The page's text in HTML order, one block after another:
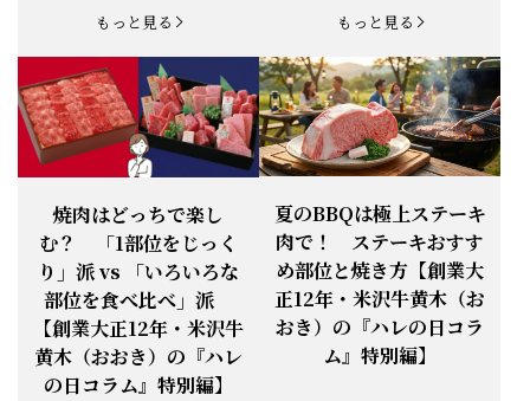
お知らせ 2025.11.3 「黄木の御歳暮」早割開始！
お知らせ 2025.9.13 「秋分の日」定休日変更のお知らせ
お知らせ 2025.6.16 新登場！一膳ご飯
お知らせ 2025.5.28 「初夏の肉祭り」開催中
お知らせ 2025.5.19 「父の日特集」開催中
お知らせ 2025.4.28 「BBQ企画」開催中！
もっと見る もっと見る
焼肉はどっちで楽し
む？ 「1部位をじっく
り」派 vs 「いろいろな
部位を食べ比べ」派
【創業大正12年・米沢牛
黄木（おおき）の『ハレ
の日コラム』特別編】
夏のBBQは極上ステーキ
肉で！ ステーキおすす
め部位と焼き方【創業大
正12年・米沢牛黄木（お
おき）の『ハレの日コラ
ム』特別編】